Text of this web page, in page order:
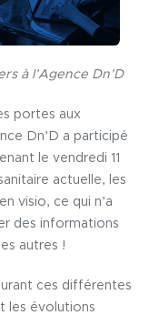
à l’Agence Dn’D
portes aux
Dn’D a participé
le vendredi 11
actuelle, les
visio, ce qui n’a
des informations
autres !
ces différentes
les évolutions